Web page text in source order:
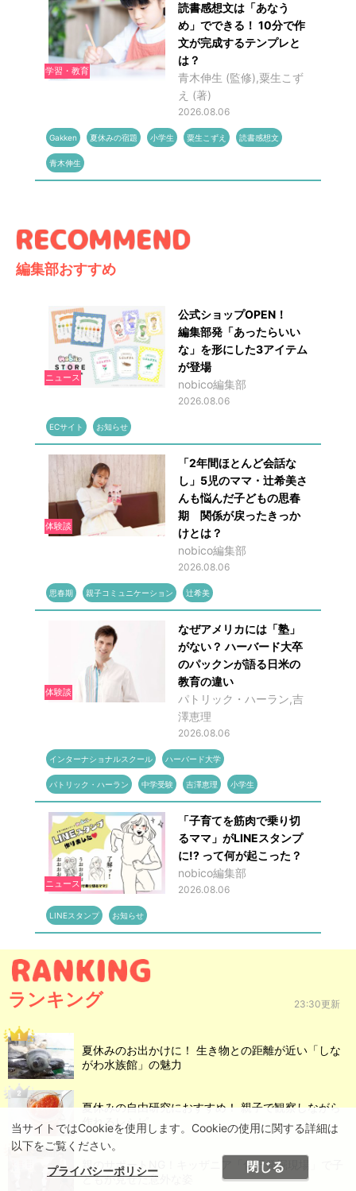
当サイトではCookieを使用します。Cookieの使用に関する詳細は
以下をご覧ください。
プライバシーポリシー
閉じる
学習・教育
読書感想文は「あなう
め」でできる！ 10分で作
文が完成するテンプレと
は？
青木伸生 (監修),粟生こず
え (著)
2026.08.06
Gakken 夏休みの宿題 小学生 粟生こずえ 読書感想文
青木伸生
編集部おすすめ
ニュース
公式ショップOPEN！
編集部発「あったらいい
な」を形にした3アイテム
が登場
nobico編集部
2026.08.06
ECサイト お知らせ
体験談
「2年間ほとんど会話な
し」5児のママ・辻希美さ
んも悩んだ子どもの思春
期 関係が戻ったきっか
けとは？
nobico編集部
2026.08.06
思春期 親子コミュニケーション 辻希美
体験談
なぜアメリカには「塾」
がない？ ハーバード大卒
のパックンが語る日米の
教育の違い
パトリック・ハーラン,吉
澤恵理
2026.08.06
インターナショナルスクール ハーバード大学
パトリック・ハーラン 中学受験 吉澤恵理 小学生
ニュース
「子育てを筋肉で乗り切
るママ」がLINEスタンプ
に!? って何が起こった？
nobico編集部
2026.08.06
LINEスタンプ お知らせ
ランキング 23:30更新
夏休みのお出かけに！ 生き物との距離が近い「しな
がわ水族館」の魅力
夏休みの自由研究におすすめ！ 親子で観察しながら
作れるレシピ
親のサポートNG！キッザニア「化石発掘現場」で子
どもが見せた意外な姿